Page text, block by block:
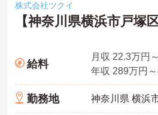
株式会社ツクイ
【神奈川県横浜市戸塚
給料
月収 22.3万円
勤務地